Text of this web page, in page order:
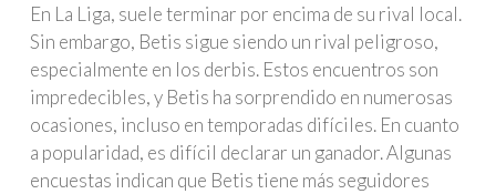
En La Liga, suele terminar por encima de su rival local.
Sin embargo, Betis sigue siendo un rival peligroso,
especialmente en los derbis. Estos encuentros son
impredecibles, y Betis ha sorprendido en numerosas
ocasiones, incluso en temporadas difíciles. En cuanto
a popularidad, es difícil declarar un ganador. Algunas
encuestas indican que Betis tiene más seguidores